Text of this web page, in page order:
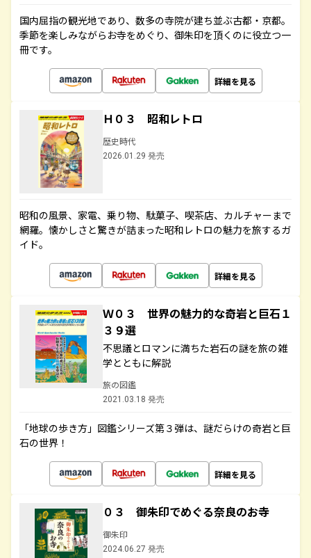
国内屈指の観光地であり、数多の寺院が建ち並ぶ古都・京都。
季節を楽しみながらお寺をめぐり、御朱印を頂くのに役立つ一
冊です。
詳細を見る
Ｈ０３ 昭和レトロ
歴史時代
2026.01.29 発売
昭和の風景、家電、乗り物、駄菓子、喫茶店、カルチャーまで
網羅。懐かしさと驚きが詰まった昭和レトロの魅力を旅するガ
イド。
詳細を見る
Ｗ０３ 世界の魅力的な奇岩と巨石１
３９選
不思議とロマンに満ちた岩石の謎を旅の雑
学とともに解説
旅の図鑑
2021.03.18 発売
「地球の歩き方」図鑑シリーズ第３弾は、謎だらけの奇岩と巨
石の世界！
詳細を見る
０３ 御朱印でめぐる奈良のお寺
御朱印
2024.06.27 発売